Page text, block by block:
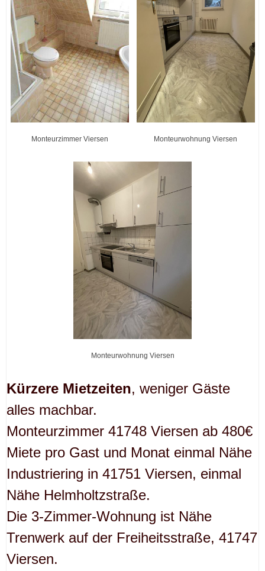
Monteurzimmer Viersen Monteurwohnung Viersen
Monteurwohnung Viersen
Kürzere Mietzeiten, weniger Gäste
alles machbar.
Monteurzimmer 41748 Viersen ab 480€
Miete pro Gast und Monat einmal Nähe
Industriering in 41751 Viersen, einmal
Nähe Helmholtzstraße.
Die 3-Zimmer-Wohnung ist Nähe
Trenwerk auf der Freiheitsstraße, 41747
Viersen.